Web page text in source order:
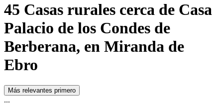
45 Casas rurales cerca de Casa
Palacio de los Condes de
Berberana, en Miranda de
Ebro
Más relevantes primero
...